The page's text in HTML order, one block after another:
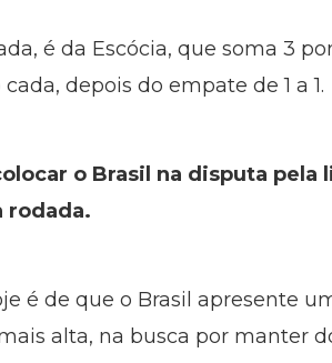
é da Escócia, que soma 3
depois do empate de 1 a 1.
o Brasil na disputa pela
rodada.
é de que o Brasil apresente
alta, na busca por manter